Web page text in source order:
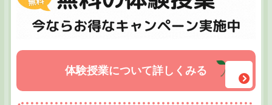
体験授業について詳しくみる